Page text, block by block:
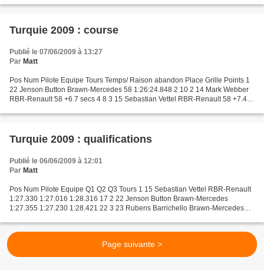
Turquie 2009 : course
Publié le 07/06/2009 à 13:27
Par Matt
Pos Num Pilote Equipe Tours Temps/ Raison abandon Place Grille Points 1
22 Jenson Button Brawn-Mercedes 58 1:26:24.848 2 10 2 14 Mark Webber
RBR-Renault 58 +6.7 secs 4 8 3 15 Sebastian Vettel RBR-Renault 58 +7.4
Turquie 2009 : qualifications
Publié le 06/06/2009 à 12:01
Par Matt
Pos Num Pilote Equipe Q1 Q2 Q3 Tours 1 15 Sebastian Vettel RBR-Renault
1:27.330 1:27.016 1:28.316 17 2 22 Jenson Button Brawn-Mercedes
1:27.355 1:27.230 1:28.421 22 3 23 Rubens Barrichello Brawn-Mercedes
Page suivante >